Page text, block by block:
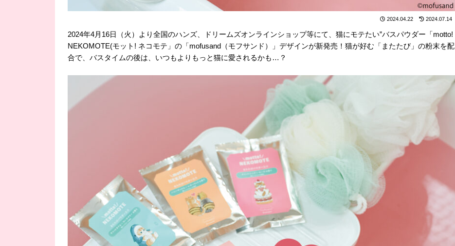
2024.04.22 2024.07.14
2024年4月16日（火）より全国のハンズ、ドリームズオンラインショップ等にて、猫にモテたい”バスパウダー「motto!
NEKOMOTE(モット! ネコモテ」の「mofusand（モフサンド）」デザインが新発売！猫が好む「またたび」の粉末を配
合で、バスタイムの後は、いつもよりもっと猫に愛されるかも…？